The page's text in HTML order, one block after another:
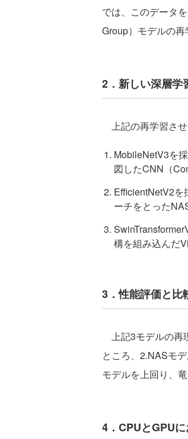
では、このデータ
Group）モデルの再
2．新しい深層学
上記の再学習させ
MobileNetV3を
図したCNN（
EfficientNetV2を
ーチをとった
構を組み込んだ
3．性能評価と比
上記3モデルの再
ところ、2.NASモ
モデルを上回り、
4．CPUとGPU